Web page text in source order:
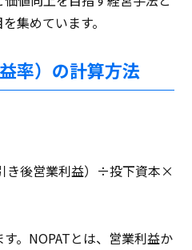
集めています。
率）の計算方法
き後営業利益）÷投下資本×
。NOPATとは、営業利益か